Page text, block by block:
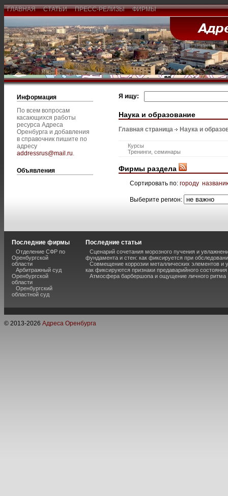
ГЛАВНАЯ СТАТЬИ ПРЕСС-РЕЛИЗЫ ФИРМЫ
Информация
По всем вопросам
касающихся работы
ресурса Адреса
Оренбурга и добавления
в справочник пишите по
адресу
addressrus@mail.ru.
Объявления
Я ищу:
Наука и образование
Главная страница Наука и
Курсы
Тренинги, семинары
Фирмы раздела
Сортировать по: городу
Выберите регион:
Последние фирмы
Отделение СФР по
Оренбургской
области
Арбитражный суд
Оренбургской
области
Оренбургский
областной суд
Последние статьи
Сценарий сочетания морозного пучения и
фундамента и стен: как фиксируется при
Совмещение коррозии металлических элементов и
как фиксируются признаки предаварийного состояния
Атмосфера барбершопа и ощущение личного ритма
© 2013-2026 Адреса Оренбурга